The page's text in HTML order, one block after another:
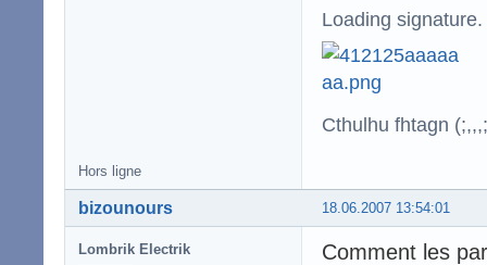
Loading signature.
Cthulhu fhtagn
Hors ligne
18.06.2007 13:54:01
bizounours
Lombrik Electrik Comment les